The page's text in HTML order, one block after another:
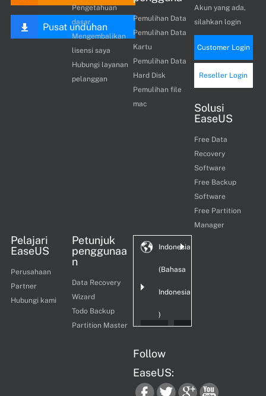
Pusat unduhan
Pengetahuan
dasar
Mengembalikan
lisensi saya
Hubungi layanan
pelanggan
Pemulihan Data
Pemulihan Data
Kartu
Pemulihan Data
Hard Disk
Pemulihan file
mac
Akun yang ada,
silahkan login
Customer Login
Reseller Login
Solusi
EaseUS
Free Data
Recovery
Software
Free Backup
Software
Free Partition
Manager
Pelajari
EaseUS
Perusahaan
Partner
Hubungi kami
Petunjuk
penggunaa
n
Data Recovery
Wizard
Todo Backup
Partition Master
Indonesia
(Bahasa
Indonesia
)
Follow
EaseUS: